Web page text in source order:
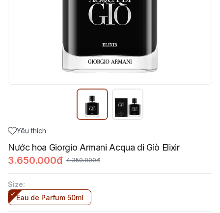
Yêu thích
Nước hoa Giorgio Armani Acqua di Giò Elixir
3.650.000đ 4.350.000đ
Size:
Eau de Parfum 50ml